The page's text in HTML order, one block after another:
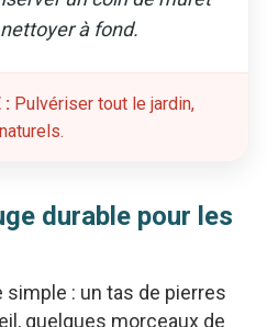
à fond.
: Pulvériser tout le jardin,
durable pour les
: un tas de pierres
quelques morceaux de